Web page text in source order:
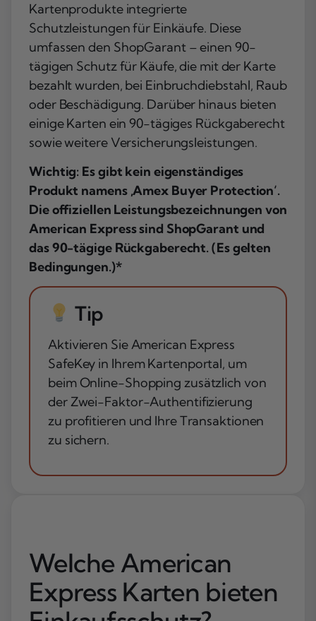
Kartenprodukte integrierte
Schutzleistungen für Einkäufe. Diese
umfassen den ShopGarant – einen 90-
tägigen Schutz für Käufe, die mit der Karte
bezahlt wurden, bei Einbruchdiebstahl, Raub
oder Beschädigung. Darüber hinaus bieten
einige Karten ein 90-tägiges Rückgaberecht
sowie weitere Versicherungsleistungen.
Wichtig: Es gibt kein eigenständiges
Produkt namens ‚Amex Buyer Protection‘.
Die offiziellen Leistungsbezeichnungen von
American Express sind ShopGarant und
das 90-tägige Rückgaberecht. (Es gelten
Bedingungen.)*
Tip
Aktivieren Sie American Express
SafeKey in Ihrem Kartenportal, um
beim Online-Shopping zusätzlich von
der Zwei-Faktor-Authentifizierung
zu profitieren und Ihre Transaktionen
zu sichern.
Welche American
Express Karten bieten